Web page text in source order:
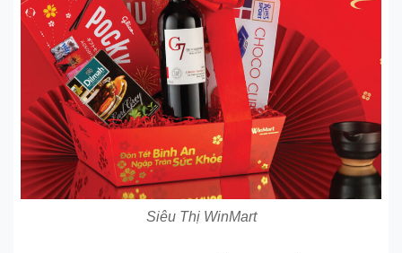
Siêu Thị WinMart